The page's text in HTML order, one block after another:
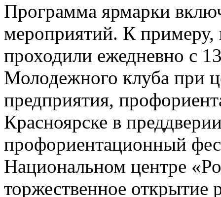
Программа ярмарки
мероприятий. К примеру,
проходили ежедневно с
Молодежного клуба при
предприятия,
Красноярске в
профориентационный
Национальном центре
торжественное открытие